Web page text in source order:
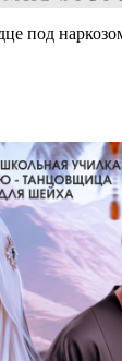
под